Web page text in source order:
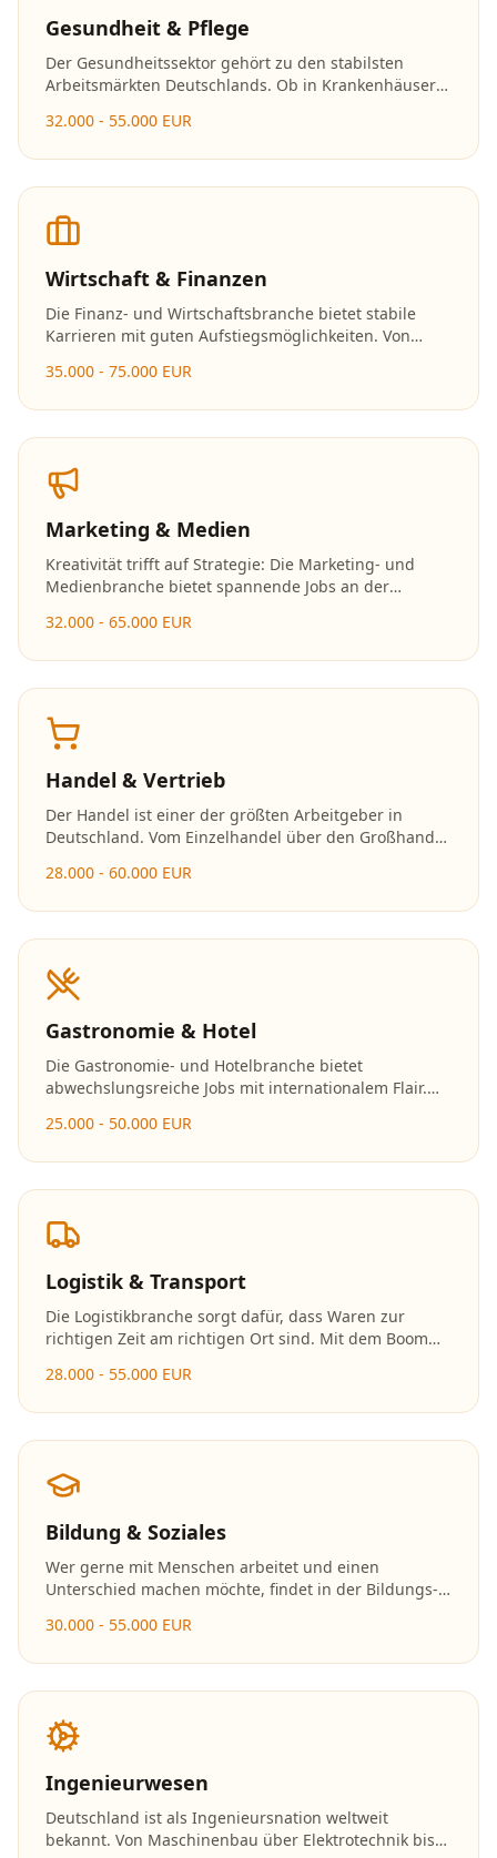
Gesundheit & Pflege
Der Gesundheitssektor gehört zu den stabilsten
Arbeitsmärkten Deutschlands. Ob in Krankenhäusern,
werden hier dringend gesucht und die
32.000 - 55.000 EUR
Wirtschaft & Finanzen
Die Finanz- und Wirtschaftsbranche bietet stabile
Karrieren mit guten Aufstiegsmöglichkeiten. Von
Unternehmensberatungen gibt es vielfältige
35.000 - 75.000 EUR
Marketing & Medien
Kreativität trifft auf Strategie: Die Marketing- und
Medienbranche bietet spannende Jobs an der
Technologie. Social Media, Content Creation und
32.000 - 65.000 EUR
Handel & Vertrieb
Der Handel ist einer der größten Arbeitgeber in
Deutschland. Vom Einzelhandel über den Großhandel
Karrieremöglichkeiten mit schnellen
28.000 - 60.000 EUR
Gastronomie & Hotel
Die Gastronomie- und Hotelbranche bietet
abwechslungsreiche Jobs mit internationalem Flair.
Hotelmanagement – hier zählen Leidenschaft und
25.000 - 50.000 EUR
Logistik & Transport
Die Logistikbranche sorgt dafür, dass Waren zur
richtigen Zeit am richtigen Ort sind. Mit dem Boom
Logistikfachkräften stetig. Die Branche bietet
28.000 - 55.000 EUR
Bildung & Soziales
Wer gerne mit Menschen arbeitet und einen
Unterschied machen möchte, findet in der Bildungs-
Die Nachfrage nach Fachkräften in Kitas, Schulen und
30.000 - 55.000 EUR
Ingenieurwesen
Deutschland ist als Ingenieursnation weltweit
bekannt. Von Maschinenbau über Elektrotechnik bis